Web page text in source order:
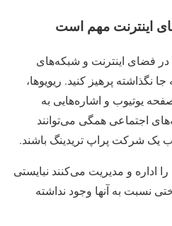
اینترنت مهم است
فضای اینترنت و شبکه‌‌های
نگذاشته پرهیز کنید. ریویوها،
یوتیوب و اشاره‌‌هایی به
اجتماعی همگی می‌توانند
یک شرکت پراپ تریدینگ باشند.
اداره و مدیریت می‌کنند نبایستی
نسبت به آنها وجود نداشته